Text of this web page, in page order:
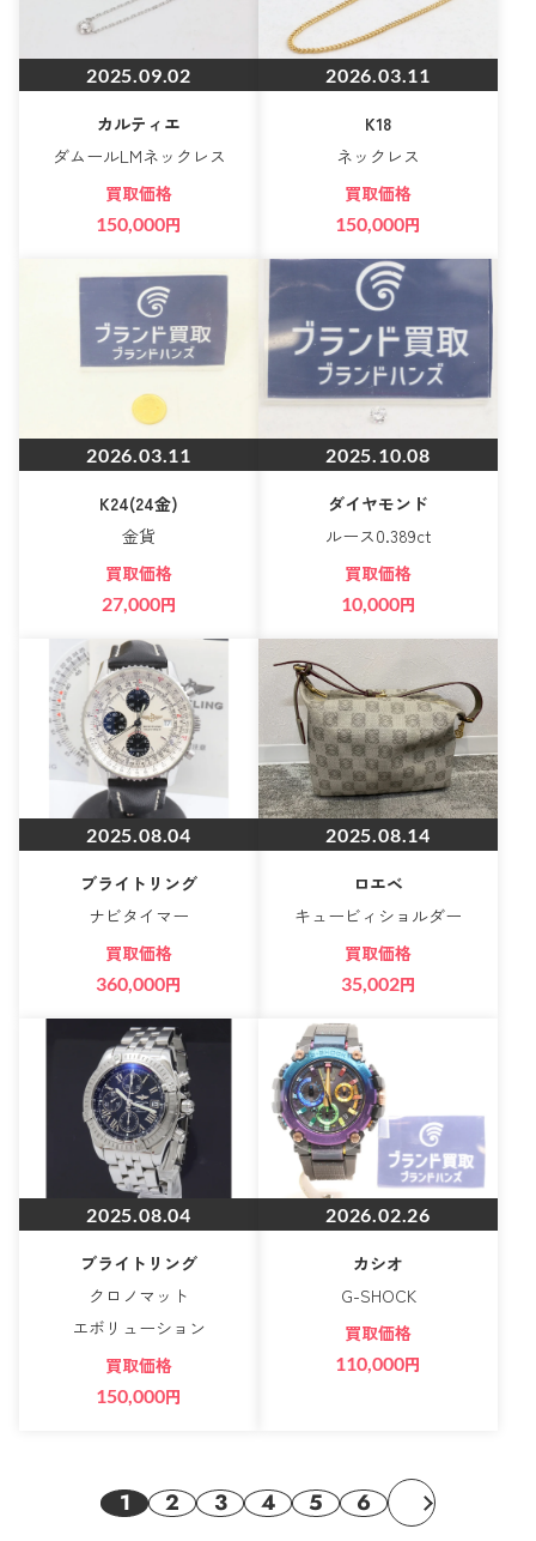
2025.09.02
カルティエ
ダムールLMネックレス
買取価格
150,000円
2026.03.11
K18
ネックレス
買取価格
150,000円
2026.03.11
K24(24金)
金貨
買取価格
27,000円
2025.10.08
ダイヤモンド
ルース0.389ct
買取価格
10,000円
2025.08.04
ブライトリング
ナビタイマー
買取価格
360,000円
2025.08.14
ロエベ
キュービィショルダー
買取価格
35,002円
2025.08.04
ブライトリング
クロノマット
エボリューション
買取価格
150,000円
2026.02.26
カシオ
G-SHOCK
買取価格
110,000円
1 2 3 4 5 6